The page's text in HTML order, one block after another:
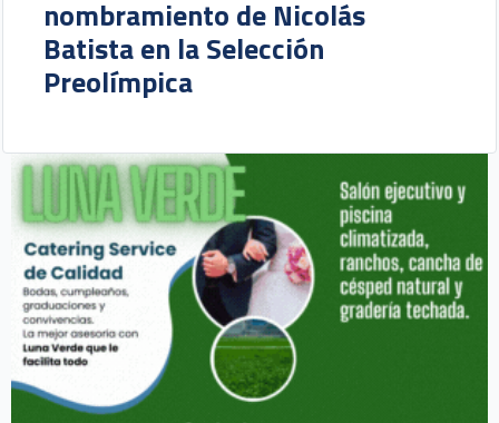
nombramiento de Nicolás
Batista en la Selección
Preolímpica